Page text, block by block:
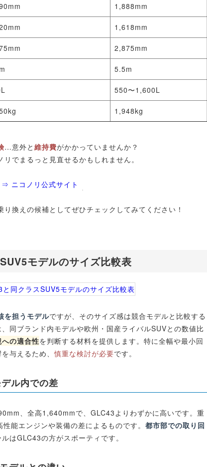
1,888mm
1,618mm
2,875mm
5.5m
550〜1,600L
1,948kg
…意外と 維持費がかかっていませんか？
でまるっと見直せるかもしれません。
⇒ ニコノリ公式サイト
り換えの候補としてぜひチェックしてみてください！
モデルのサイズ比較表
を担うモデルですが、そのサイズ感は競合モデルと比較する
同ブランド内モデルや欧州・国産ライバルSUVとの数値比
の適合性を判断する材料を提供します。特に全幅や最小回
与えるため、慎重な検討が必要です。
ル内での差
、全高1,640mmで、GLC43よりわずかに高いです。重
能エンジンや装備の差によるものです。都市部での取り回
はGLC43の方がスポーティです。